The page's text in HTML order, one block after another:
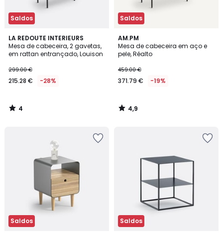
Saldos
LA REDOUTE INTERIEURS
Mesa de cabeceira, 2 gavetas,
em rattan entrançado, Louison
299.00 €
215.28 € -28%
4
/
5
4
/
Saldos
AM.PM
Mesa de cabeceira em aço e
pele, Réalto
459.00 €
371.79 € -19%
4,9
/ 5
4,9
/
Saldos Saldos